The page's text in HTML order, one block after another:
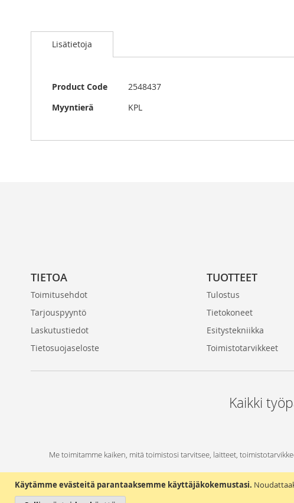
Käytämme evästeitä parantaaksemme käyttäjäkokemustasi.
to
images
gallery
Lisätietoja
Lisätietoja
Product Code
2548437
Myyntierä
KPL
TIETOA
Toimitusehdot
Tarjouspyyntö
Laskutustiedot
Tietosuojaseloste
TUOTTEET
Tulostus
Tietokoneet
Esitystekniikka
Toimistotarvikkeet
Kaikki
Me toimitamme kaiken, mitä toimistosi tarvitsee, laitteet,